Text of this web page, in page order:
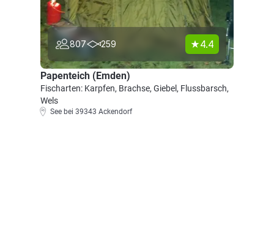
807 259 4.4
Papenteich (Emden)
Fischarten: Karpfen, Brachse, Giebel, Flussbarsch,
Wels
See bei 39343 Ackendorf